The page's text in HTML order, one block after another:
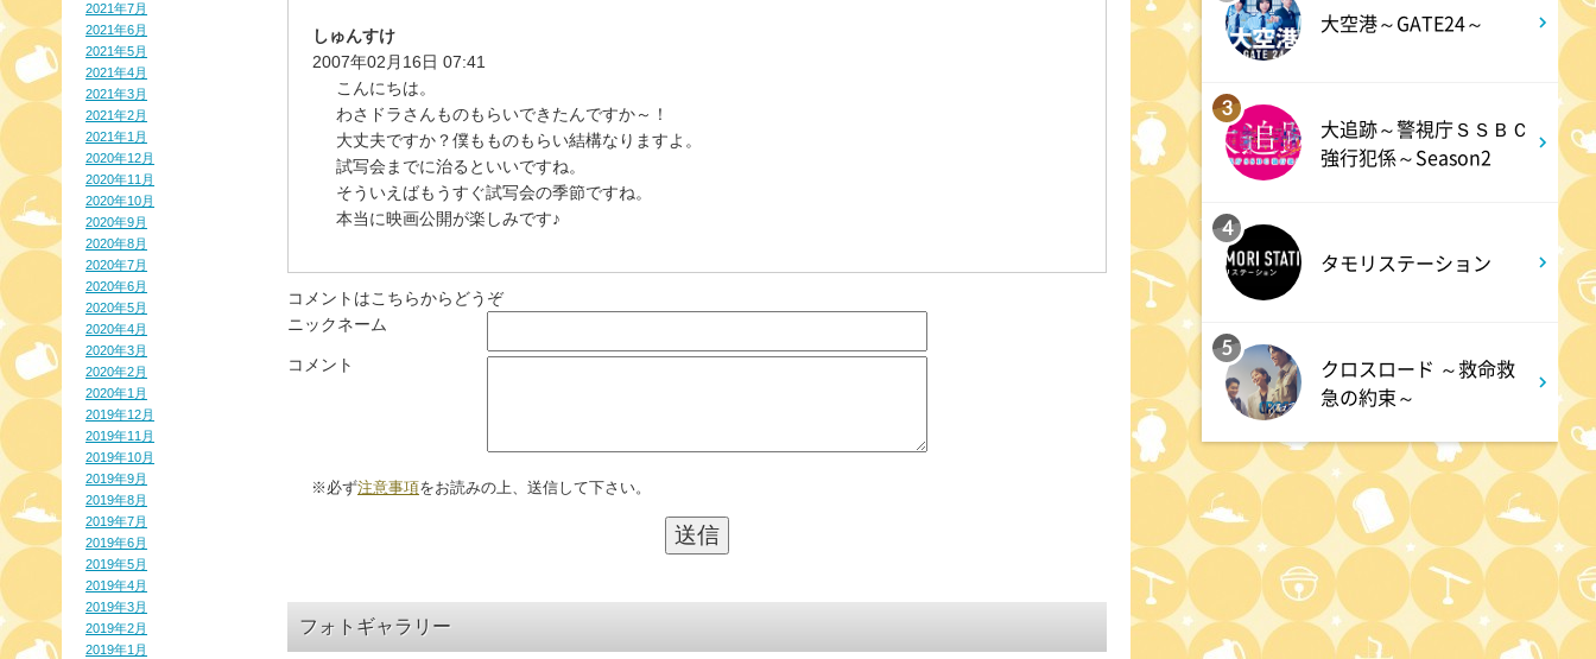
2021年7月
2021年6月
2021年5月
2021年4月
2021年3月
2021年2月
2021年1月
2020年12月
2020年11月
2020年10月
2020年9月
2020年8月
2020年7月
2020年6月
2020年5月
2020年4月
2020年3月
2020年2月
2020年1月
2019年12月
2019年11月
2019年10月
2019年9月
2019年8月
2019年7月
2019年6月
2019年5月
2019年4月
2019年3月
2019年2月
2019年1月
しゅんすけ
2007年02月16日 07:41
こんにちは。
わさドラさんものもらいできたんですか～！
大丈夫ですか？僕もものもらい結構なりますよ。
試写会までに治るといいですね。
そういえばもうすぐ試写会の季節ですね。
本当に映画公開が楽しみです♪
コメントはこちらからどうぞ
ニックネーム
コメント
※必ず注意事項をお読みの上、送信して下さい。
フォトギャラリー
私の幸福時間
よる
港時間
よる
熱闘甲子園 涙は、強さにな
よる 11:30
夏色の雲が恋と嵐をまきおこ
す #5
深夜 0:00
天幕のジャードゥーガル
#7【イマニメーション】
大空港～GATE24～
3
大追跡～警視庁ＳＳＢＣ
強行犯係～Season2
4
タモリステーション
5
クロスロード ～救命救
急の約束～